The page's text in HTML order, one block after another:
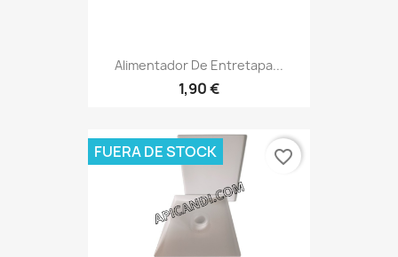
Alimentador De Entretapa...
1,90 €
FUERA DE STOCK favorite_border